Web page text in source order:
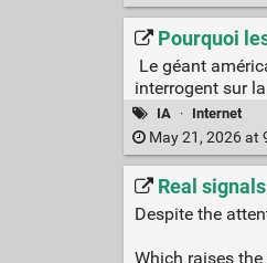
Pourquoi
Le géant
interrogent sur
IA · Internet
May 21, 2026 at
Real
Despite the
Which raises